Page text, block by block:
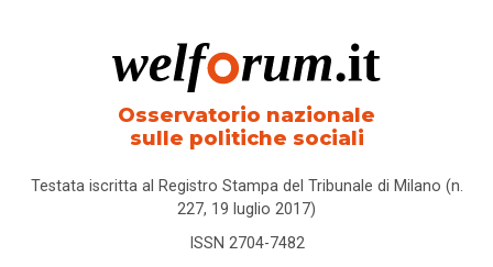
Osservatorio nazionale
sulle politiche sociali
Testata iscritta al Registro Stampa del Tribunale di Milano (n.
227, 19 luglio 2017)
ISSN 2704-7482